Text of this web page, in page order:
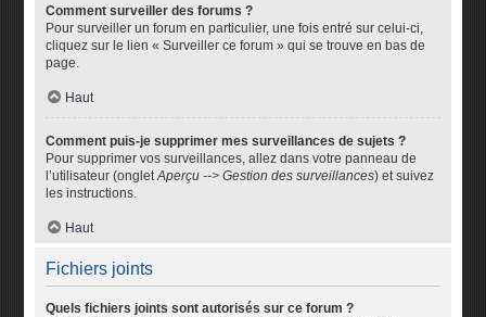
Comment surveiller des forums ?
Pour surveiller un forum en particulier, une fois entré sur celui-ci,
cliquez sur le lien « Surveiller ce forum » qui se trouve en bas de
page.
Haut
Comment puis-je supprimer mes surveillances de sujets ?
Pour supprimer vos surveillances, allez dans votre panneau de
l’utilisateur (ongletAperçu --> Gestion des surveillances) et suivez
les instructions.
Haut
Fichiers joints
Quels fichiers joints sont autorisés sur ce forum ?